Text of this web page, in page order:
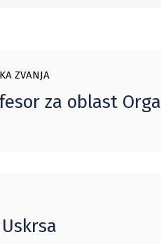
ZVANJA
za oblast